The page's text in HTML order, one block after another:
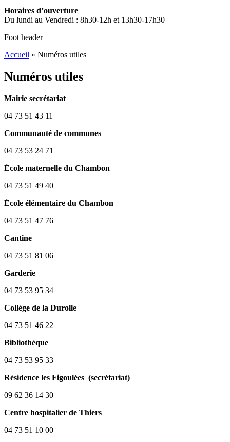
Horaires d’ouverture
Du lundi au Vendredi : 8h30-12h et 13h30-17h30
Foot header
Accueil » Numéros utiles
Numéros utiles
Mairie secrétariat
04 73 51 43 11
Communauté de communes
04 73 53 24 71
École maternelle du Chambon
04 73 51 49 40
École élémentaire du Chambon
04 73 51 47 76
Cantine
04 73 51 81 06
Garderie
04 73 53 95 34
Collège de la Durolle
04 73 51 46 22
Bibliothèque
04 73 53 95 33
Résidence les Figoulées (secrétariat)
09 62 36 14 30
Centre hospitalier de Thiers
04 73 51 10 00